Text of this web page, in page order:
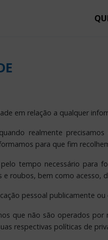
em relação a qualquer
realmente
para que fim
tempo necessário para
roubos, bem como acesso,
pessoal publicamente
que não são operados
respectivas políticas de